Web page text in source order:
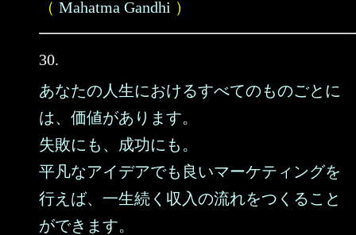
（ Mahatma Gandhi ）
30.
あなたの人生におけるすべてのものごとに
は、価値があります。
失敗にも、成功にも。
平凡なアイデアでも良いマーケティングを
行えば、一生続く収入の流れをつくること
ができます。